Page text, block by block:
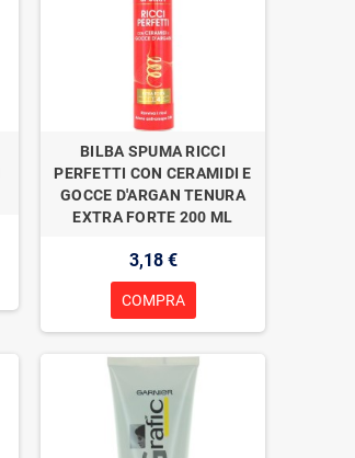
BILBA SPUMA RICCI
PERFETTI CON CERAMIDI E
GOCCE D'ARGAN TENURA
EXTRA FORTE 200 ML
3,18 €
COMPRA